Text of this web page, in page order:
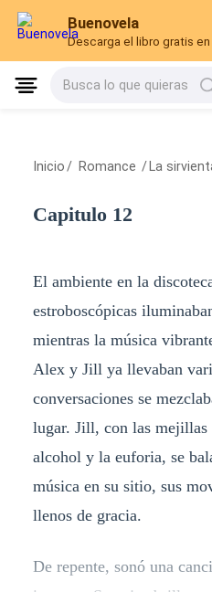
Buenovela
Descarga el libro gratis en
Busca lo que quieras
Inicio / Romance / La
Capitulo 12
El ambiente en la
estroboscópicas
mientras la música
Alex y Jill ya llevaban
conversaciones se
lugar. Jill, con las mejillas
alcohol y la euforia, se
música en su sitio, sus
llenos de gracia.
De repente, sonó una